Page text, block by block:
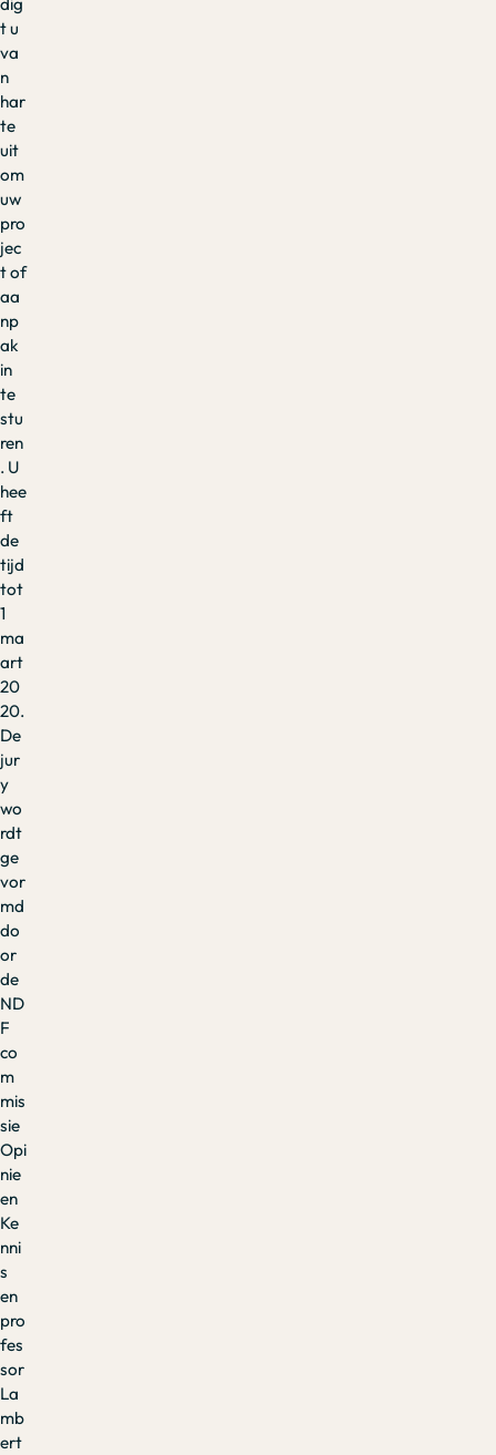
dig
t u
va
n
har
te
uit
om
uw
pro
jec
t of
aa
np
ak
in
te
stu
ren
. U
hee
ft
de
tijd
tot
1
ma
art
20
20.
De
jur
y
wo
rdt
ge
vor
md
do
or
de
ND
F
co
m
mis
sie
Opi
nie
en
Ke
nni
s
en
pro
fes
sor
La
mb
ert